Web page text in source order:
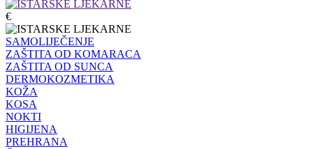
€
SAMOLIJEČENJE
ZAŠTITA OD KOMARACA
ZAŠTITA OD SUNCA
DERMOKOZMETIKA
KOŽA
KOSA
NOKTI
HIGIJENA
PREHRANA